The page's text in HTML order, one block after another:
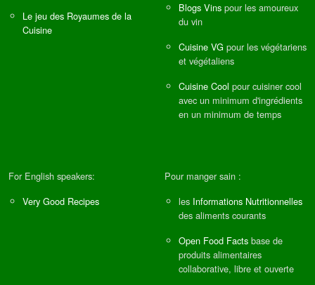
Le jeu des Royaumes de la
Cuisine
Blogs Vins pour les amoureux
du vin
Cuisine VG pour les végétariens
et végétaliens
Cuisine Cool pour cuisiner cool
avec un minimum d'ingrédients
en un minimum de temps
For English speakers:
Very Good Recipes
Pour manger sain :
les Informations Nutritionnelles
des aliments courants
Open Food Facts base de
produits alimentaires
collaborative, libre et ouverte